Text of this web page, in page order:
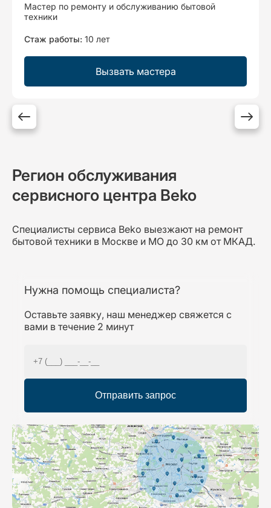
Мастер по ремонту и обслуживанию бытовой
техники
Стаж работы: 10 лет
Вызвать мастера
Регион обслуживания
сервисного центра Beko
Специалисты сервиса Beko выезжают на ремонт
бытовой техники в Москве и МО до 30 км от МКАД.
Нужна помощь специалиста?
Оставьте заявку, наш менеджер свяжется с
вами в течение 2 минут
Отправить запрос